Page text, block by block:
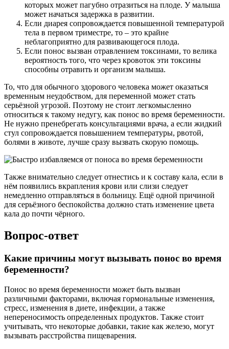
которых может пагубно отразиться на плоде. У малыша
может начаться задержка в развитии.
Если диарея сопровождается повышенной температурой
тела в первом триместре, то – это крайне
неблагоприятно для развивающегося плода.
Если понос вызван отравлением токсинами, то велика
вероятность того, что через кровоток эти токсины
способны отравить и организм малыша.
То, что для обычного здорового человека может оказаться
временным неудобством, для переменной может стать
серьёзной угрозой. Поэтому не стоит легкомысленно
относиться к такому недугу, как понос во время беременности.
Не нужно пренебрегать консультациями врача, а если жидкий
стул сопровождается повышением температуры, рвотой,
болями в животе, лучше сразу вызвать скорую помощь.
Также внимательно следует отнестись и к составу кала, если в
нём появились вкрапления крови или слизи следует
немедленно отправляться в больницу. Ещё одной причиной
для серьёзного беспокойства должно стать изменение цвета
кала до почти чёрного.
Вопрос-ответ
Какие причины могут вызывать понос во время
беременности?
Понос во время беременности может быть вызван
различными факторами, включая гормональные изменения,
стресс, изменения в диете, инфекции, а также
непереносимость определенных продуктов. Также стоит
учитывать, что некоторые добавки, такие как железо, могут
вызывать расстройства пищеварения.